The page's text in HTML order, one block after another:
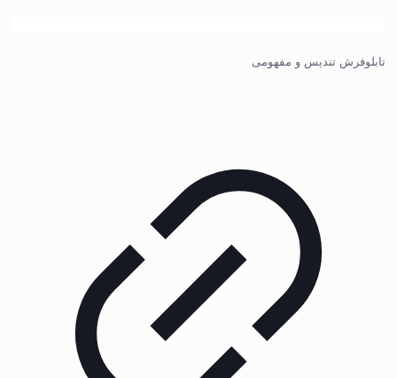
تابلوفرش تندیس و مفهومی